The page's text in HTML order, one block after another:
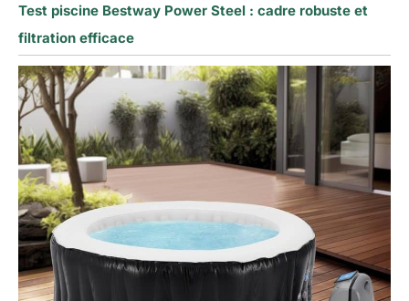
Test piscine Bestway Power Steel : cadre robuste et
filtration efficace